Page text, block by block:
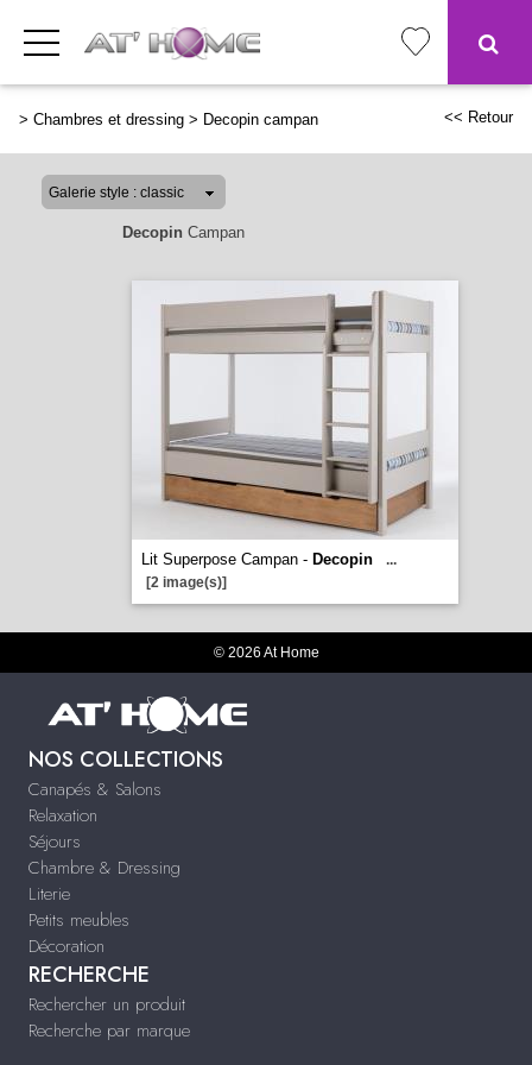
> Chambres et dressing > Decopin campan << Retour
Decopin Campan
Lit Superpose Campan - Decopin
...
[2 image(s)]
© 2026 At Home
NOS COLLECTIONS
Canapés & Salons
Relaxation
Séjours
Chambre & Dressing
Literie
Petits meubles
Décoration
RECHERCHE
Rechercher un produit
Recherche par marque